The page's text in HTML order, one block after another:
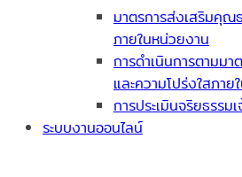
มาตรการส่งเสริมคุณ
ภายในหน่วยงาน
การดำเนินการตามม
และความโปร่งใสภา
การประเมินจริยธรรม
ระบบงานออนไลน์